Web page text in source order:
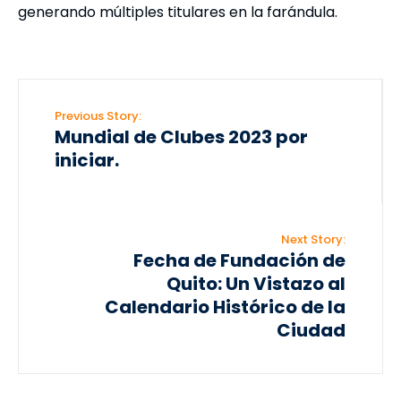
generando múltiples titulares en la farándula.
Previous Story:
Mundial de Clubes 2023 por
iniciar.
Next Story:
Fecha de Fundación de
Quito: Un Vistazo al
Calendario Histórico de la
Ciudad